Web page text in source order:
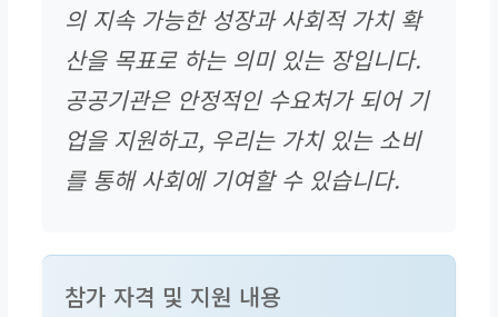
의 지속 가능한 성장과 사회적 가치 확
산을 목표로 하는 의미 있는 장입니다.
공공기관은 안정적인 수요처가 되어 기
업을 지원하고, 우리는 가치 있는 소비
를 통해 사회에 기여할 수 있습니다.
참가 자격 및 지원 내용